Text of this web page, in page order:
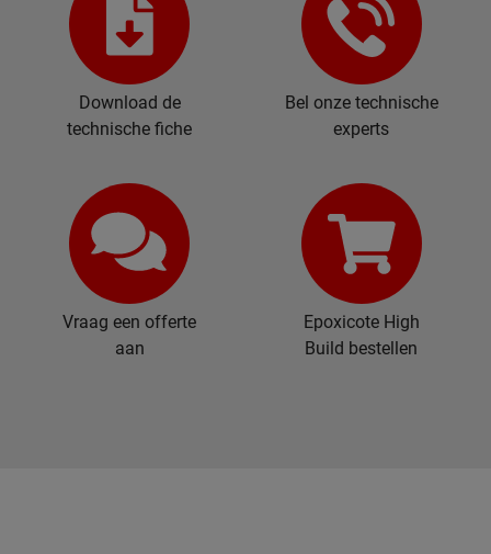
Download de
technische fiche
Bel onze technische
experts
Vraag een offerte
aan
Epoxicote High
Build bestellen